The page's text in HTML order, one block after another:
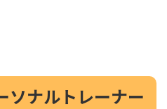
ソナルトレーナー